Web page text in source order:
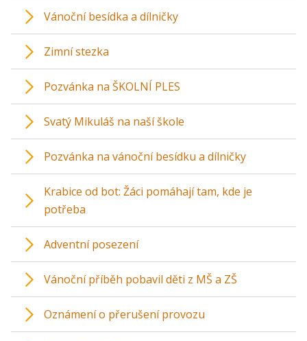
Vánoční besídka a dílničky
Zimní stezka
Pozvánka na ŠKOLNÍ PLES
Svatý Mikuláš na naší škole
Pozvánka na vánoční besídku a dílničky
Krabice od bot: Žáci pomáhají tam, kde je
potřeba
Adventní posezení
Vánoční příběh pobavil děti z MŠ a ZŠ
Oznámení o přerušení provozu